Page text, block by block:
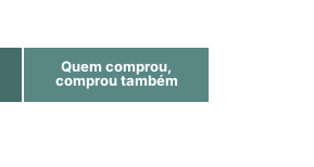
Quem comprou,
comprou também